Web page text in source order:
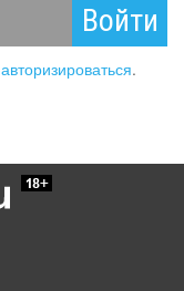
Войти
авторизироваться.